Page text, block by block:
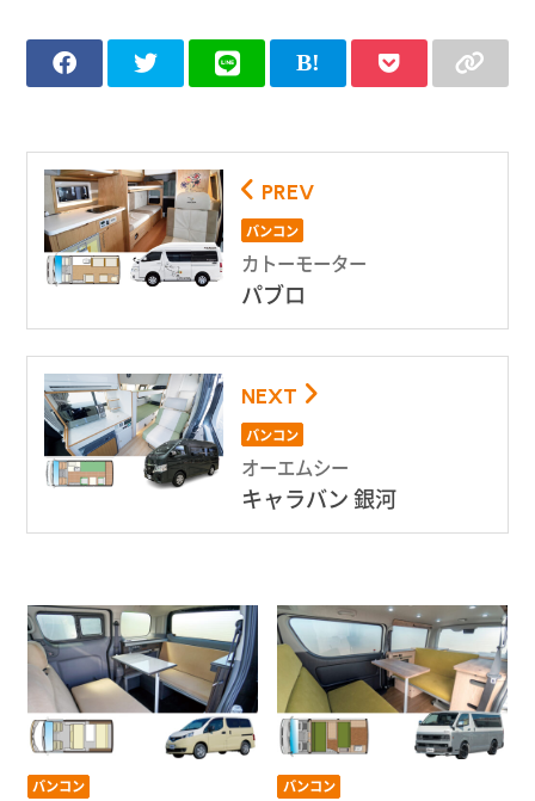
PREV
バンコン
カトーモーター
パブロ
NEXT
バンコン
オーエムシー
キャラバン 銀河
バンコン バンコン